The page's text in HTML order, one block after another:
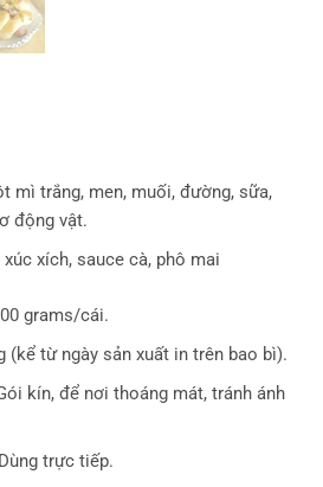
mì trắng, men, muối, đường, sữa,
động vật.
xúc xích, sauce cà, phô mai
grams/cái.
(kể từ ngày sản xuất in trên bao bì).
kín, để nơi thoáng mát, tránh ánh
Dùng trực tiếp.